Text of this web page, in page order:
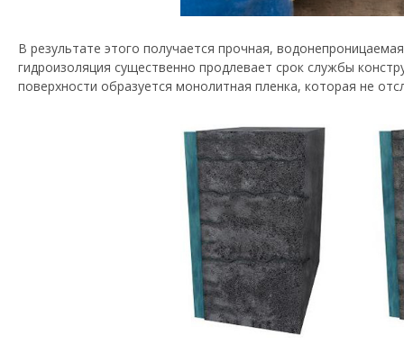
В результате этого получается прочная,
гидроизоляция существенно продлевает срок службы
поверхности образуется монолитная пленка, которая не